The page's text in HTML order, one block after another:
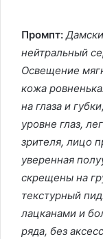
Промпт:
нейтральный
Освещение
кожа
на глаза и
уровне глаз,
зрителя, лицо
уверенная
скрещены на
текстурный
лацканами и
ряда, без